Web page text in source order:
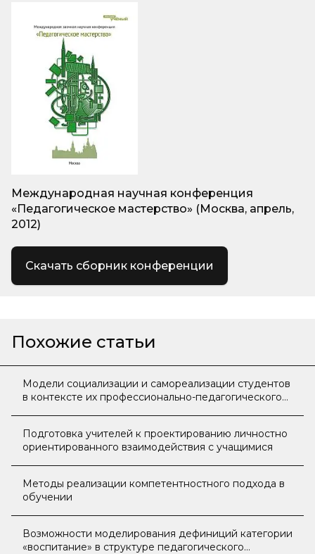
Международная научная конференция
«Педагогическое мастерство» (Москва, апрель,
2012)
Скачать сборник конференции
Похожие статьи
Модели социализации и самореализации студентов
в контексте их профессионально-педагогического
Подготовка учителей к проектированию личностно
ориентированного взаимодействия с учащимися
Методы реализации компетентностного подхода в
обучении
Возможности моделирования дефиниций категории
«воспитание» в структуре педагогического